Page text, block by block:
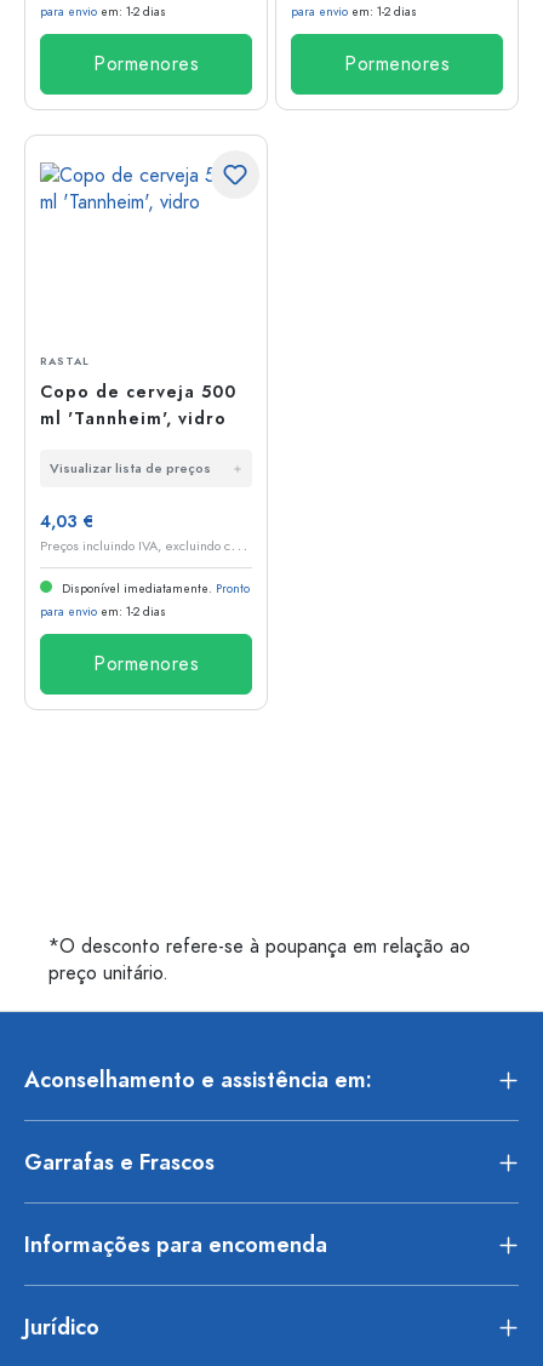
para envio em: 1-2 dias
Pormenores
para envio em: 1-2 dias
Pormenores
RASTAL
Copo de cerveja 500
ml 'Tannheim', vidro
Visualizar lista de preços
4,03 €
P
reços incluindo IVA, excluindo custos de envio
Disponível imediatamente. Pronto
para envio em: 1-2 dias
Pormenores
*O desconto refere-se à poupança em relação ao
preço unitário.
Aconselhamento e assistência em:
Garrafas e Frascos
Informações para encomenda
Jurídico